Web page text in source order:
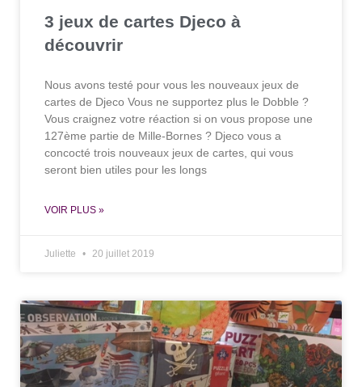
3 jeux de cartes Djeco à
découvrir
Nous avons testé pour vous les nouveaux jeux de
cartes de Djeco Vous ne supportez plus le Dobble ?
Vous craignez votre réaction si on vous propose une
127ème partie de Mille-Bornes ? Djeco vous a
concocté trois nouveaux jeux de cartes, qui vous
seront bien utiles pour les longs
VOIR PLUS »
Juliette 20 juillet 2019